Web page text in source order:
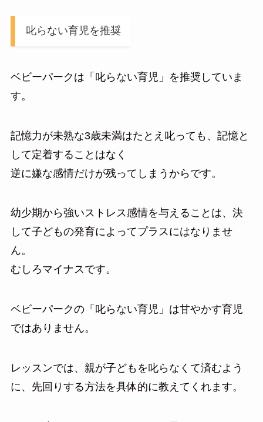
叱らない育児を推奨
ベビーパークは「叱らない育児」を推奨していま
す。
記憶力が未熟な3歳未満はたとえ叱っても、記憶と
して定着することはなく
逆に嫌な感情だけが残ってしまうからです。
幼少期から強いストレス感情を与えることは、決
して子どもの発育によってプラスにはなりませ
ん。
むしろマイナスです。
ベビーパークの「叱らない育児」は甘やかす育児
ではありません。
レッスンでは、親が子どもを叱らなくて済むよう
に、先回りする方法を具体的に教えてくれます。